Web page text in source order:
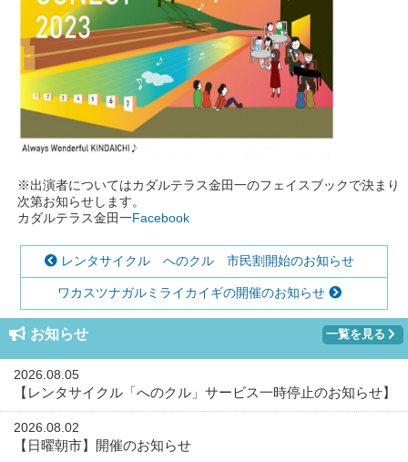
※出演者についてはカダルテラス金田一のフェイスブックで決まり
次第お知らせします。
カダルテラス金田一Facebook
レンタサイクル へのクル 市民割開始のお知らせ
ワカスツナガルミライカイギの開催のお知らせ
お知らせ 一覧を見る
2026.08.05
【レンタサイクル「へのクル」サービス一時停止のお知らせ】
2026.08.02
【日曜朝市】開催のお知らせ